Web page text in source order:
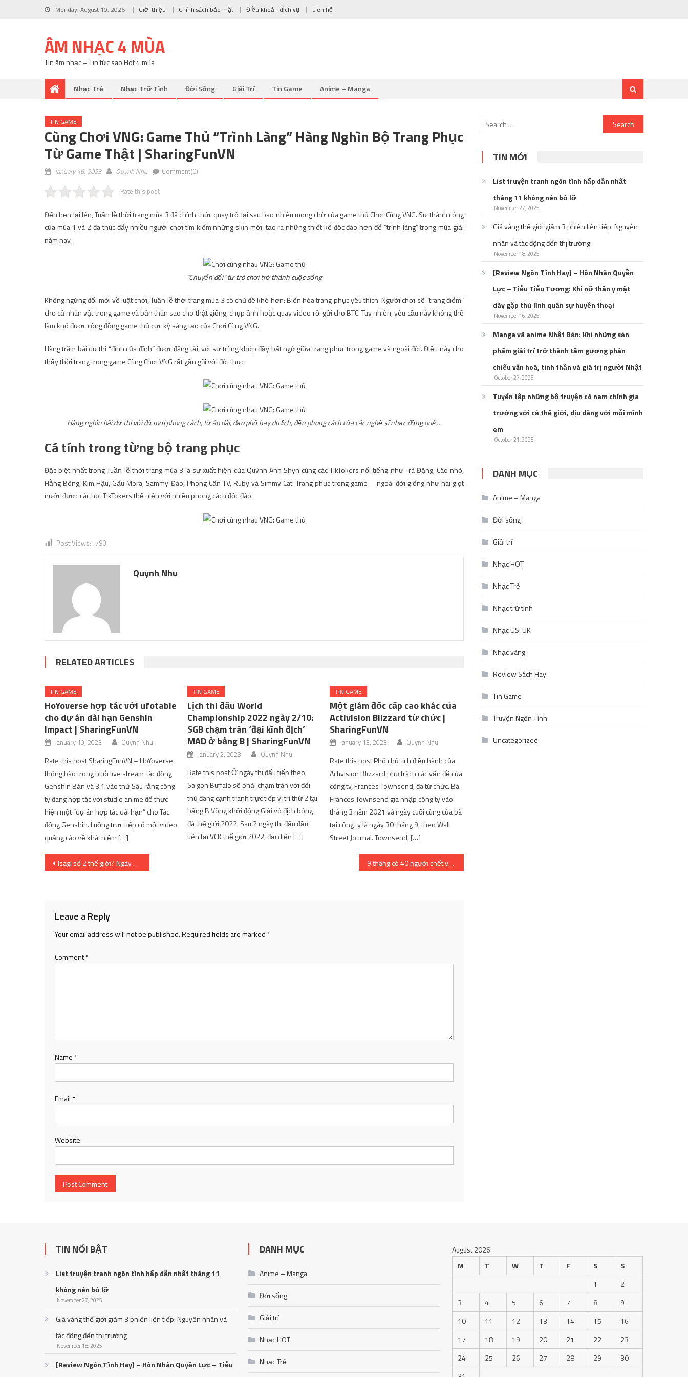
Monday, August 10, 2026 Giới thiệu Chính sách bảo mật Điều khoản dịch vụ Liên hệ
ÂM NHẠC 4 MÙA
Tin âm nhạc – Tin tức sao Hot 4 mùa
Nhạc Trẻ Nhạc Trữ Tình Đời Sống Giải Trí Tin Game Anime – Manga
TIN GAME
Cùng Chơi VNG: Game Thủ “trình Làng” Hàng Nghìn Bộ Trang Phục
Từ Game Thật | SharingFunVN
January 16, 2023 Quynh Nhu Comment(0)
Rate this post
Đến hẹn lại lên, Tuần lễ thời trang mùa 3 đã chính thức quay trở lại sau bao nhiêu mong chờ của game thủ Chơi Cùng VNG. Sự thành công
của mùa 1 và 2 đã thúc đẩy nhiều người chơi tìm kiếm những skin mới, tạo ra những thiết kế độc đáo hơn để “trình làng” trong mùa giải
năm nay.
“Chuyển đổi” từ trò chơi trở thành cuộc sống
Không ngừng đổi mới về luật chơi, Tuần lễ thời trang mùa 3 có chủ đề khó hơn: Biến hóa trang phục yêu thích. Người chơi sẽ “trang điểm”
cho cả nhân vật trong game và bản thân sao cho thật giống, chụp ảnh hoặc quay video rồi gửi cho BTC. Tuy nhiên, yêu cầu này không thể
làm khó được cộng đồng game thủ cực kỳ sáng tạo của Chơi Cùng VNG.
Hàng trăm bài dự thi “đỉnh của đỉnh” được đăng tải, với sự trùng khớp đầy bất ngờ giữa trang phục trong game và ngoài đời. Điều này cho
thấy thời trang trong game Cùng Chơi VNG rất gần gũi với đời thực.
Hàng nghìn bài dự thi với đủ mọi phong cách, từ áo dài, dạo phố hay du lịch, đến phong cách của các nghệ sĩ nhạc đồng quê …
Cá tính trong từng bộ trang phục
Đặc biệt nhất trong Tuần lễ thời trang mùa 3 là sự xuất hiện của Quỳnh Anh Shyn cùng các TikTokers nổi tiếng như Trà Đặng, Cáo nhỏ,
Hằng Bông, Kim Hậu, Gấu Mora, Sammy Đào, Phong Cấn TV, Ruby và Simmy Cat. Trang phục trong game – ngoài đời giống như hai giọt
nước được các hot TikTokers thể hiện với nhiều phong cách độc đáo.
Post Views: 790
Quynh Nhu
RELATED ARTICLES
TIN GAME
HoYoverse hợp tác với ufotable
cho dự án dài hạn Genshin
Impact | SharingFunVN
January 10, 2023 Quynh Nhu
Rate this post SharingFunVN – HoYoverse
thông báo trong buổi live stream Tác động
Genshin Bản vá 3.1 vào thứ Sáu rằng công
ty đang hợp tác với studio anime để thực
hiện một “dự án hợp tác dài hạn” cho Tác
động Genshin. Luồng trực tiếp có một video
quảng cáo về khái niệm […]
TIN GAME
Lịch thi đấu World
Championship 2022 ngày 2/10:
SGB chạm trán ‘đại kình địch’
MAD ở bảng B | SharingFunVN
January 2, 2023 Quynh Nhu
Rate this post Ở ngày thi đấu tiếp theo,
Saigon Buffalo sẽ phải chạm trán với đối
thủ đang cạnh tranh trực tiếp vị trí thứ 2 tại
bảng B Vòng khởi động Giải vô địch bóng
đá thế giới 2022. Sau 2 ngày thi đấu đầu
tiên tại VCK thế giới 2022, đại diện […]
TIN GAME
Một giám đốc cấp cao khác của
Activision Blizzard từ chức |
SharingFunVN
January 13, 2023 Quynh Nhu
Rate this post Phó chủ tịch điều hành của
Activision Blizzard phụ trách các vấn đề của
công ty, Frances Townsend, đã từ chức. Bà
Frances Townsend gia nhập công ty vào
tháng 3 năm 2021 và ngày cuối cùng của bà
tại công ty là ngày 30 tháng 9, theo Wall
Street Journal. Townsend, […]
Post
Isagi số 2 thế giới? Ngày phát hành và hơn thế nữa 9 tháng có 40 người chết vì bệnh dại
Leave a Reply
Your email address will not be published.Required fields are marked *
Comment*
Name *
Email *
Website
Search
for:
TIN MỚI
List truyện tranh ngôn tình hấp dẫn nhất
tháng 11 không nên bỏ lỡ
November 27, 2025
Giá vàng thế giới giảm 3 phiên liên tiếp: Nguyên
nhân và tác động đến thị trường
November 18, 2025
[Review Ngôn Tình Hay] – Hôn Nhân Quyền
Lực – Tiễu Tiễu Tương: Khi nữ thần y mặt
dày gặp thủ lĩnh quân sự huyền thoại
November 16, 2025
Manga và anime Nhật Bản: Khi những sản
phẩm giải trí trở thành tấm gương phản
chiếu văn hoá, tinh thần và giá trị người Nhật
October 27, 2025
Tuyển tập những bộ truyện có nam chính gia
trưởng với cả thế giới, dịu dàng với mỗi mình
em
October 21, 2025
DANH MỤC
Anime – Manga
Đời sống
Giải trí
Nhạc HOT
Nhạc Trẻ
Nhạc trữ tình
Nhạc US-UK
Nhạc vàng
Review Sách Hay
Tin Game
Truyện Ngôn Tình
Uncategorized
TIN NỔI BẬT
List truyện tranh ngôn tình hấp dẫn nhất tháng 11
không nên bỏ lỡ
November 27, 2025
Giá vàng thế giới giảm 3 phiên liên tiếp: Nguyên nhân và
tác động đến thị trường
November 18, 2025
[Review Ngôn Tình Hay] – Hôn Nhân Quyền Lực – Tiễu
DANH MỤC
Anime – Manga
Đời sống
Giải trí
Nhạc HOT
Nhạc Trẻ
August 2026
M
T W T F S
S
1
2
3
4 5 6 7 8
9
10
11 12 13 14 15
16
17
18 19 20 21 22
23
24
25 26 27 28 29
30